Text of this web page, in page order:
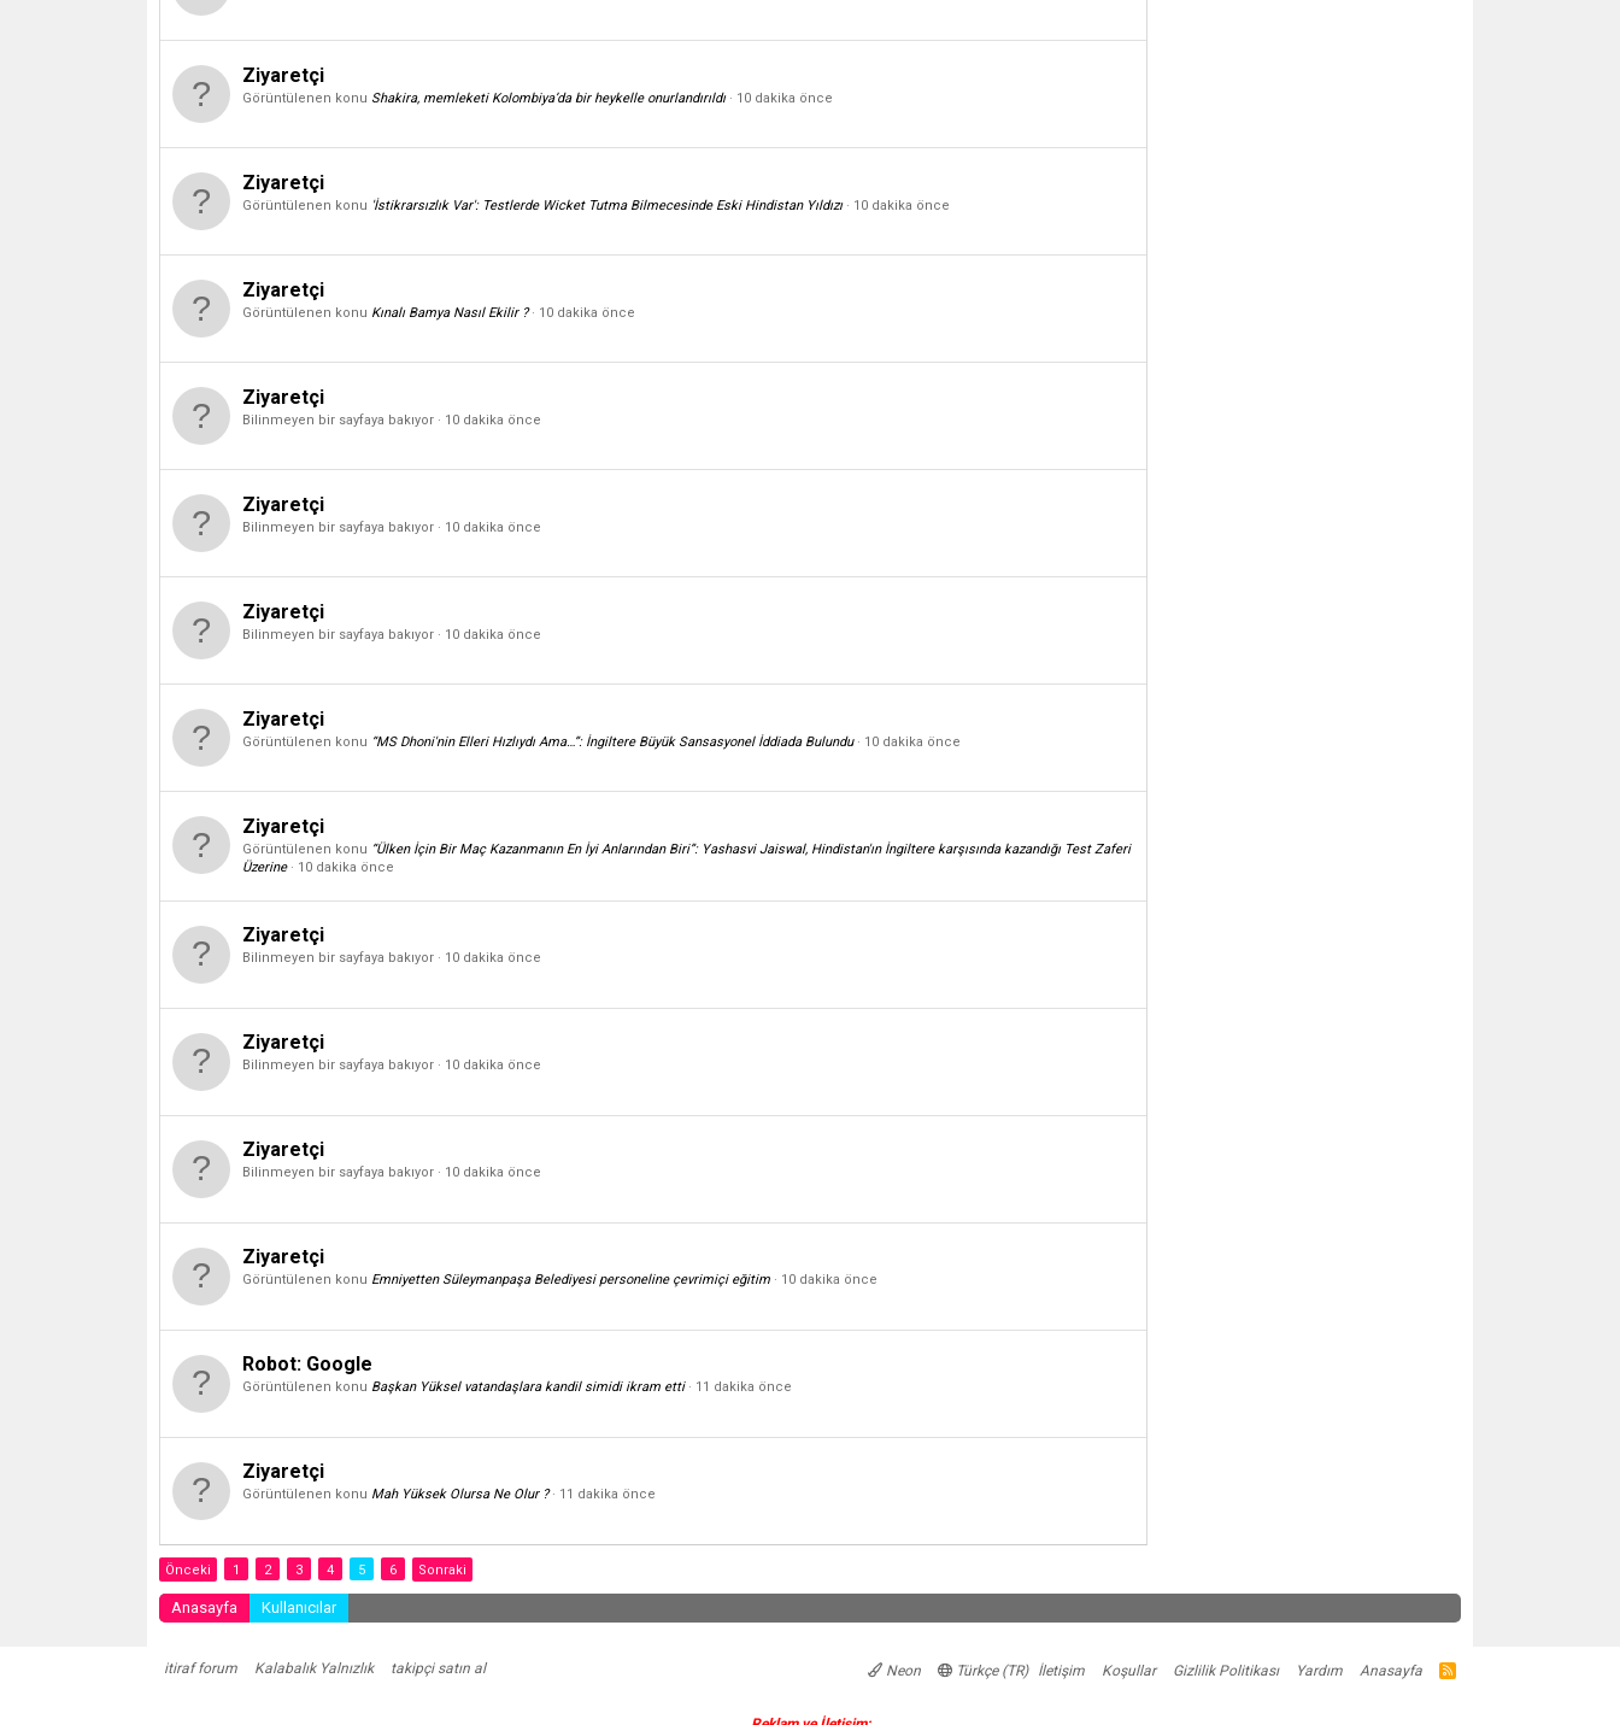
Ziyaretçi
Görüntülenen konu Shakira, memleketi Kolombiya’da bir heykelle onurlandırıldı 10 dakika önce
Ziyaretçi
Görüntülenen konu 'İstikrarsızlık Var': Testlerde Wicket Tutma Bilmecesinde Eski Hindistan Yıldızı 10 dakika önce
Ziyaretçi
Görüntülenen konu Kınalı Bamya Nasıl Ekilir ? 10 dakika önce
Ziyaretçi
Bilinmeyen bir sayfaya bakıyor 10 dakika önce
Ziyaretçi
Bilinmeyen bir sayfaya bakıyor 10 dakika önce
Ziyaretçi
Bilinmeyen bir sayfaya bakıyor 10 dakika önce
Ziyaretçi
Görüntülenen konu “MS Dhoni'nin Elleri Hızlıydı Ama…”: İngiltere Büyük Sansasyonel İddiada Bulundu 10 dakika önce
Ziyaretçi
Görüntülenen konu “Ülken İçin Bir Maç Kazanmanın En İyi Anlarından Biri”: Yashasvi Jaiswal, Hindistan'ın İngiltere karşısında kazandığı Test Zaferi
Üzerine
10 dakika önce
Ziyaretçi
Bilinmeyen bir sayfaya bakıyor 10 dakika önce
Ziyaretçi
Bilinmeyen bir sayfaya bakıyor 10 dakika önce
Ziyaretçi
Bilinmeyen bir sayfaya bakıyor 10 dakika önce
Ziyaretçi
Görüntülenen konu Emniyetten Süleymanpaşa Belediyesi personeline çevrimiçi eğitim 10 dakika önce
Robot: Google
Görüntülenen konu Başkan Yüksel vatandaşlara kandil simidi ikram etti 11 dakika önce
Ziyaretçi
Görüntülenen konu Mah Yüksek Olursa Ne Olur ? 11 dakika önce
Önceki 1 2 3 4 5 6 Sonraki
Anasayfa Kullanıcılar
Neon Türkçe (TR) İletişim Koşullar Gizlilik Politikası Yardım Anasayfa
R
itiraf forum Kalabalık Yalnızlık takipçi satın al